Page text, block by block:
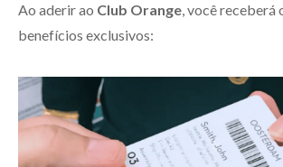
Ao aderir ao Club Orange, você receberá
benefícios exclusivos: